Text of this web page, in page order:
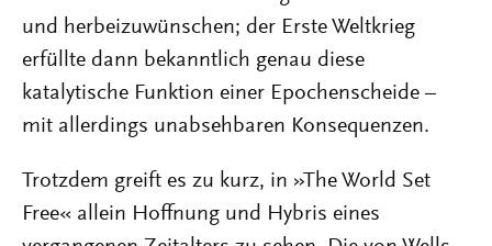
und herbeizuwünschen; der Erste Weltkrieg
erfüllte dann bekanntlich genau diese
katalytische Funktion einer Epochenscheide –
mit allerdings unabsehbaren Konsequenzen.
Trotzdem greift es zu kurz, in »The World Set
Free« allein Hoffnung und Hybris eines